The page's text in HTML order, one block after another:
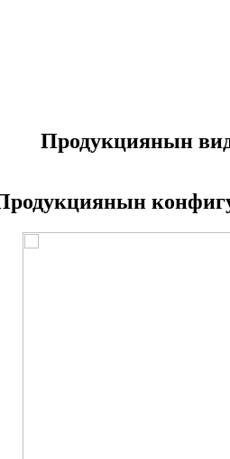
Продукциянын